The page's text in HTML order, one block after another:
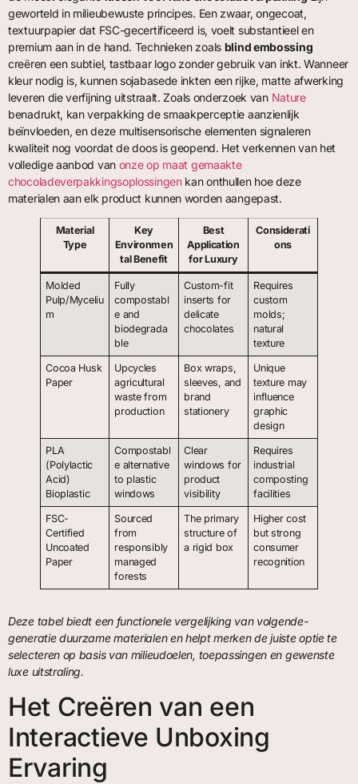
geworteld in milieubewuste principes. Een zwaar, ongecoat,
textuurpapier dat FSC-gecertificeerd is, voelt substantieel en
premium aan in de hand. Technieken zoals blind embossing
creëren een subtiel, tastbaar logo zonder gebruik van inkt. Wanneer
kleur nodig is, kunnen sojabasede inkten een rijke, matte afwerking
leveren die verfijning uitstraalt. Zoals onderzoek van Nature
benadrukt, kan verpakking de smaakperceptie aanzienlijk
beïnvloeden, en deze multisensorische elementen signaleren
kwaliteit nog voordat de doos is geopend. Het verkennen van het
volledige aanbod van onze op maat gemaakte
chocoladeverpakkingsoplossingenkan onthullen hoe deze
materialen aan elk product kunnen worden aangepast.
Material
Type
Key
Environmen
tal Benefit
Best
Application
for Luxury
Considerati
ons
Molded
Pulp/Myceliu
m
Fully
compostabl
e and
biodegrada
ble
Custom-fit
inserts for
delicate
chocolates
Requires
custom
molds;
natural
texture
Cocoa Husk
Paper
Upcycles
agricultural
waste from
production
Box wraps,
sleeves, and
brand
stationery
Unique
texture may
influence
graphic
design
PLA
(Polylactic
Acid)
Bioplastic
Compostabl
e alternative
to plastic
windows
Clear
windows for
product
visibility
Requires
industrial
composting
facilities
FSC-
Certified
Uncoated
Paper
Sourced
from
responsibly
managed
forests
The primary
structure of
a rigid box
Higher cost
but strong
consumer
recognition
Deze tabel biedt een functionele vergelijking van volgende-
generatie duurzame materialen en helpt merken de juiste optie te
selecteren op basis van milieudoelen, toepassingen en gewenste
luxe uitstraling.
Het Creëren van een
Interactieve Unboxing
Ervaring